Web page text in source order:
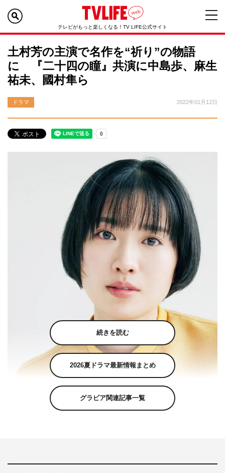
テレビがもっと楽しくなる！TV LIFE公式サイト
土村芳の主演で名作を“祈り”の物語
に 『二十四の瞳』共演に中島歩、麻生
祐未、國村隼ら
ドラマ 2022年01月12日
1954年（昭和29年）に公開された映画「二十四の瞳」
続きを読む
2026夏ドラマ最新情報まとめ
グラビア関連記事一覧